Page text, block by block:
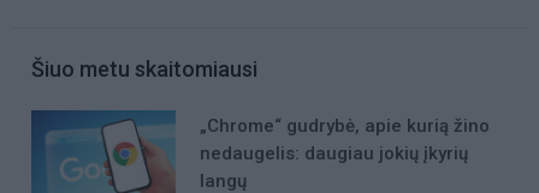
Šiuo metu skaitomiausi
„Chrome“ gudrybė, apie kurią žino
nedaugelis: daugiau jokių įkyrių
langų